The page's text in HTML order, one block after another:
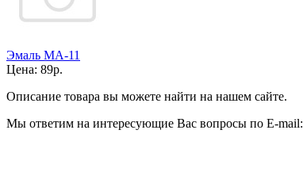
Эмаль МА-11
Цена: 89р.
Описание товара вы можете найти на нашем сайте.
Мы ответим на интересующие Вас вопросы по E-mail: